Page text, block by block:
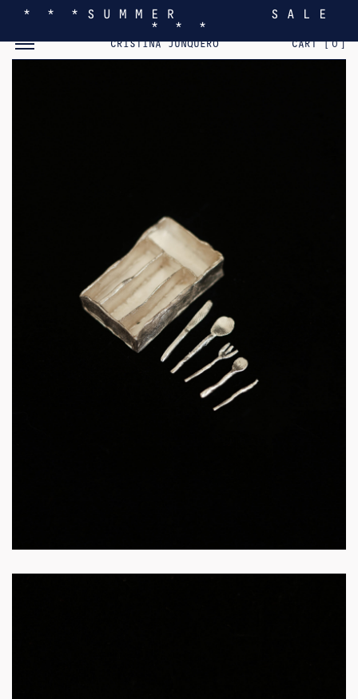
* * * S U M M E R S A L E
* * *
CRISTINA JUNQUERO CART [0]